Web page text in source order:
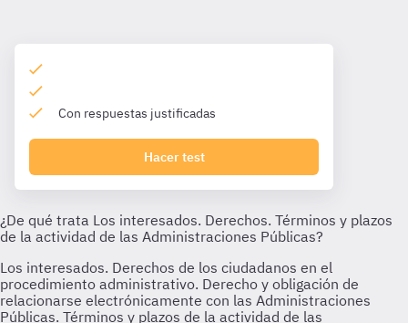
Con respuestas justificadas
Hacer test